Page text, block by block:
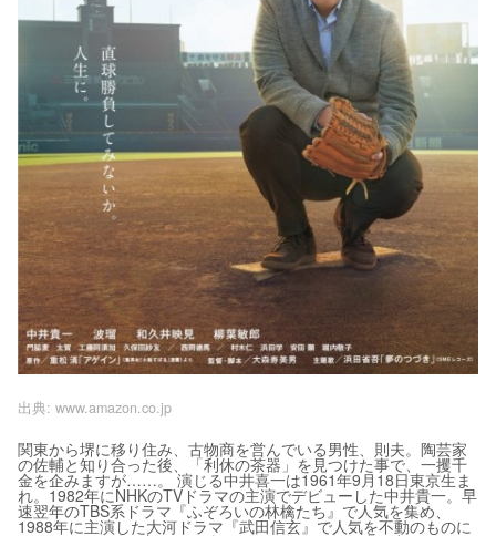
出典: www.amazon.co.jp
関東から堺に移り住み、古物商を営んでいる男性、則夫。陶芸家
の佐輔と知り合った後、「利休の茶器」を見つけた事で、一攫千
金を企みますが……。 演じる中井喜一は1961年9月18日東京生ま
れ。1982年にNHKのTVドラマの主演でデビューした中井貴一。早
速翌年のTBS系ドラマ『ふぞろいの林檎たち』で人気を集め、
1988年に主演した大河ドラマ『武田信玄』で人気を不動のものに